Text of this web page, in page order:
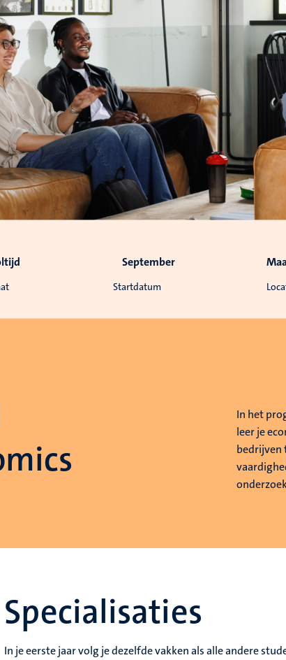
Startdatum
September
In het
leer je
bedrijven
Specialisaties
In je eerste jaar volg je dezelfde vakken als alle andere